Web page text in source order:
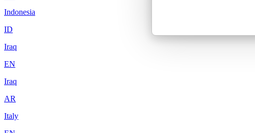
Indonesia
ID
Iraq
EN
Iraq
AR
Italy